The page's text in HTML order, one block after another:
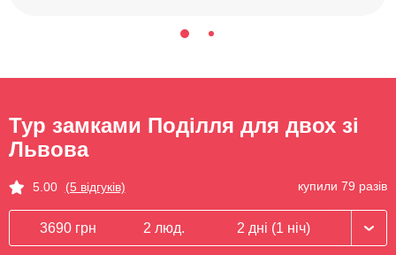
Тур замками Поділля для двох зі
Львова
5.00 (5 відгуків) купили 79 разів
3690 грн 2 люд. 2 дні (1 ніч)